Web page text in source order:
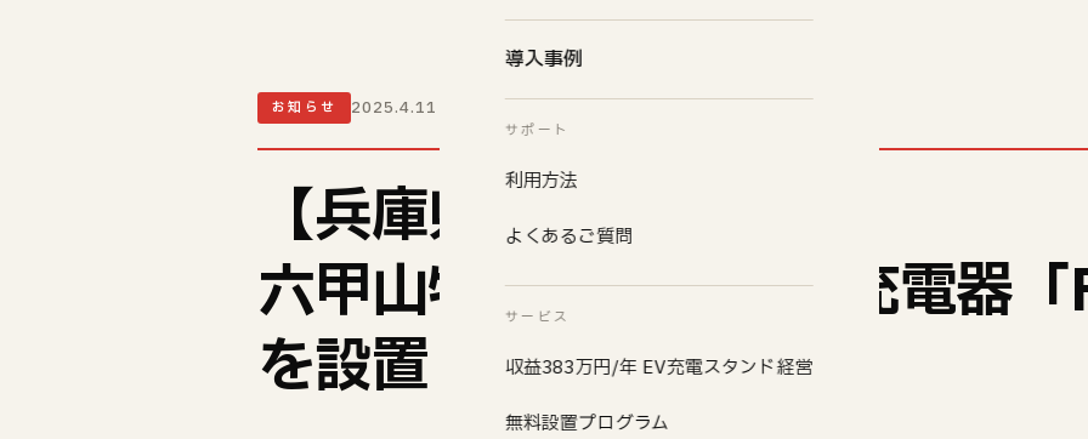
導入事例
サポート
利用方法
よくあるご質問
サービス
収益383万円/年 EV充電スタンド経営
無料設置プログラム
お知らせ 2025.4.11
【兵庫県内 初稼働】
六甲山牧場にEV超急速充電器「
を設置・稼働開始